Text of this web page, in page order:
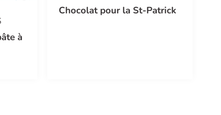
à
Chocolat pour la St-Patrick